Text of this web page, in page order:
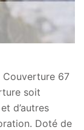
Couverture 67
soit
d’autres
Doté de